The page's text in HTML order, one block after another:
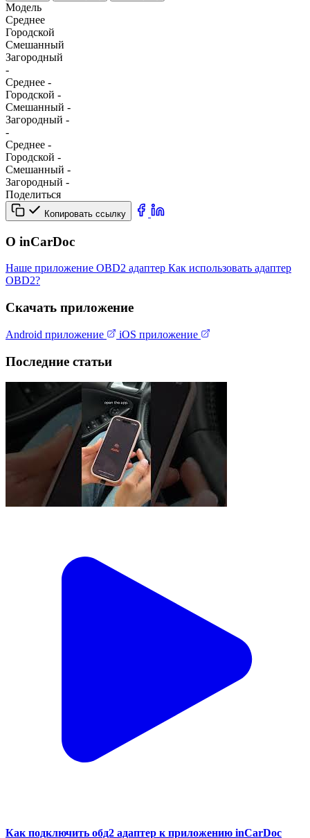
Модель
Среднее
Городской
Смешанный
Загородный
-
Среднее -
Городской -
Смешанный -
Загородный -
-
Среднее -
Городской -
Смешанный -
Загородный -
Поделиться
Копировать ссылку
О inCarDoc
Наше приложение OBD2 адаптер Как использовать адаптер
OBD2?
Скачать приложение
Android приложение iOS приложение
Последние статьи
Как подключить обд2 адаптер к приложению inCarDoc